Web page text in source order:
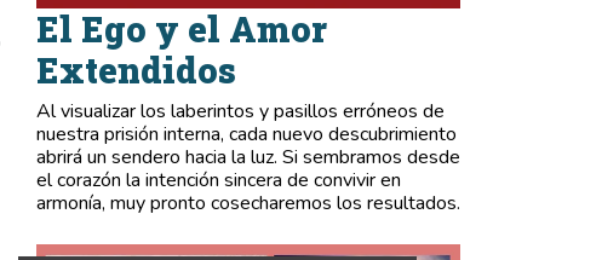
El Ego y el Amor
Extendidos
Al visualizar los laberintos y pasillos erróneos de
nuestra prisión interna, cada nuevo descubrimiento
abrirá un sendero hacia la luz. Si sembramos desde
el corazón la intención sincera de convivir en
armonía, muy pronto cosecharemos los resultados.